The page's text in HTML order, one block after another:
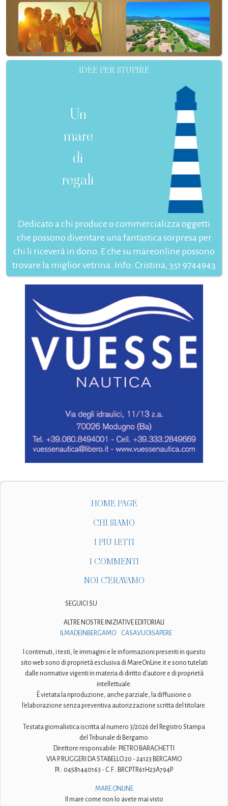
IDEE PER STUPIRE
Un
mare
di
regali
Dedicato a chi produce o commercializza oggetti
che possono diventare una fantastica sorpresa per
chi li riceverà in dono. E che su mareonline possono
trovare la miglior vetrina. Info: Cristina, 351 9744943
HOME PAGE
CHI SIAMO
I PIÙ LETTI
I COMMENTI
NOI C'ERAVAMO
SEGUICI SU
ALTRE NOSTRE INIZIATIVE EDITORIALI
ILMADEINBERGAMO
CASAVUOISAPERE
I contenuti, i testi, le immagini e le informazioni presenti in questo
sito web sono di proprietà esclusiva di MareOnLine.it e sono tutelati
dalle normative vigenti in materia di diritto d'autore e di proprietà
intellettuale.
È vietata la riproduzione, anche parziale, la diffusione o
l'elaborazione senza preventiva autorizzazione scritta del titolare.
Testata giornalistica iscritta al numero 3/2026 del Registro Stampa
del Tribunale di Bergamo.
Direttore responsabile: PIETRO BARACHETTI
VIA P. RUGGERI DA STABELLO 20 - 24123 BERGAMO
P.I.: 04581440163 - C.F.: BRCPTR61H23A794P
MARE ONLINE
Il mare come non lo avete mai visto